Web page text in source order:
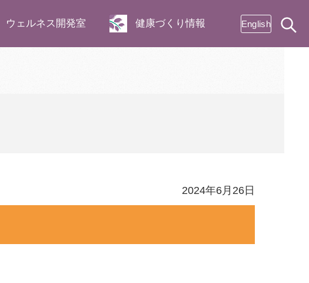
ウェルネス開発室 健康づくり情報 English
2024年6月26日